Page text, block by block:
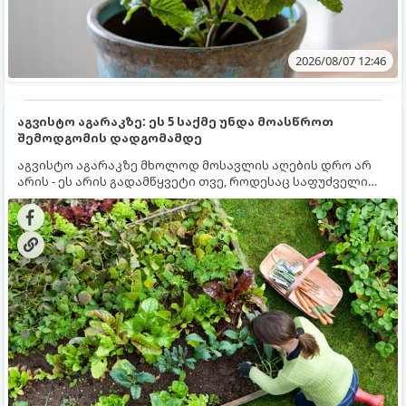
2026/08/07 12:46
აგვისტო აგარაკზე: ეს 5 საქმე უნდა მოასწროთ
შემოდგომის დადგომამდე
აგვისტო აგარაკზე მხოლოდ მოსავლის აღების დრო არ
არის - ეს არის გადამწყვეტი თვე, როდესაც საფუძველი
ეყრება მომავალი წლის მოსავალს და ბაღი მზადდება
შემოდგომა-ზამთრის სეზონისთვის. იმისათვის, რომ
ნიადაგმა ენერგია აღიდგინოს, ხოლო მცენარეებმა
ზამთარს გაუძლონ, აგვისტოს ბოლომდე 5
მნიშვნელოვანი საქმის გაკეთება უნდა მოასწროთ: